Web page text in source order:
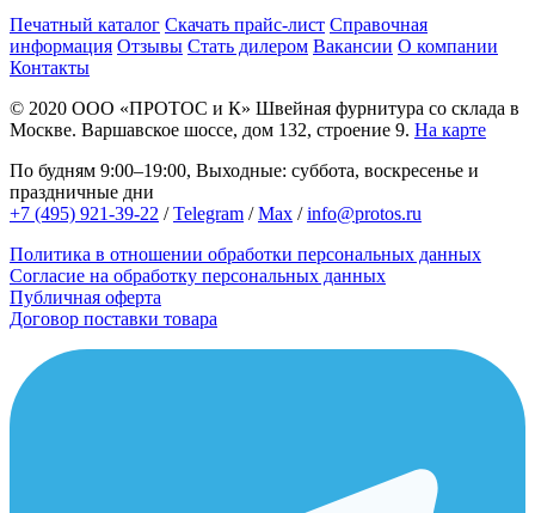
Печатный каталог Скачать прайс-лист Справочная
информация Отзывы Стать дилером Вакансии О компании
Контакты
© 2020 ООО «ПРОТОС и К» Швейная фурнитура со склада в
Москве. Варшавское шоссе, дом 132, строение 9. На карте
По будням 9:00–19:00, Выходные: суббота, воскресенье и
праздничные дни
+7 (495) 921-39-22 /Telegram /Max /info@protos.ru
Политика в отношении обработки персональных данных
Согласие на обработку персональных данных
Публичная оферта
Договор поставки товара